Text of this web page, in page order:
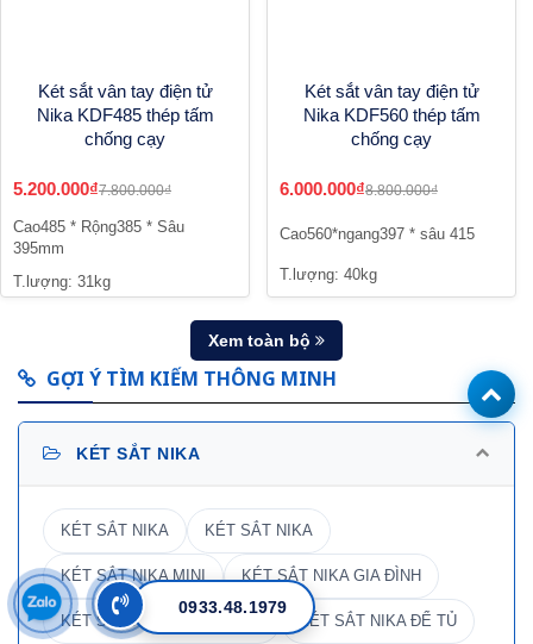
Két sắt vân tay điện tử
Nika KDF485 thép tấm
chống cạy
5.200.000₫7.800.000₫
Cao485 * Rộng385 * Sâu
395mm
T.lượng: 31kg
Két sắt vân tay điện tử
Nika KDF560 thép tấm
chống cạy
6.000.000₫8.800.000₫
Cao560*ngang397 * sâu 415
T.lượng: 40kg
Xem toàn bộ
GỢI Ý TÌM KIẾM THÔNG MINH
KÉT SẮT NIKA
KÉT SẮT NIKA KÉT SẮT NIKA
KÉT SẮT NIKA MINI KÉT SẮT NIKA GIA ĐÌNH
KÉT SẮT NIKA KHÁCH SẠN KÉT SẮT NIKA ĐỂ TỦ
0933.48.1979